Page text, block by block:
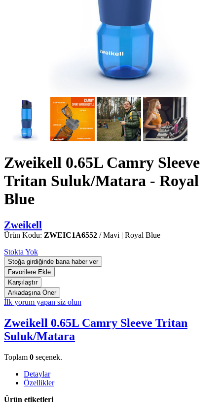
Zweikell 0.65L Camry Sleeve
Tritan Suluk/Matara - Royal
Blue
Zweikell
Ürün Kodu: ZWEIC1A6552 / Mavi | Royal Blue
Stokta Yok
İlk yorum yapan siz olun
Zweikell 0.65L Camry Sleeve Tritan
Suluk/Matara
Toplam 0 seçenek.
Detaylar
Özellikler
Ürün etiketleri